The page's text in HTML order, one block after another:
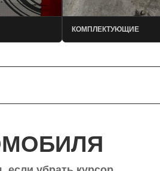
КОМПЛЕКТУЮЩИЕ